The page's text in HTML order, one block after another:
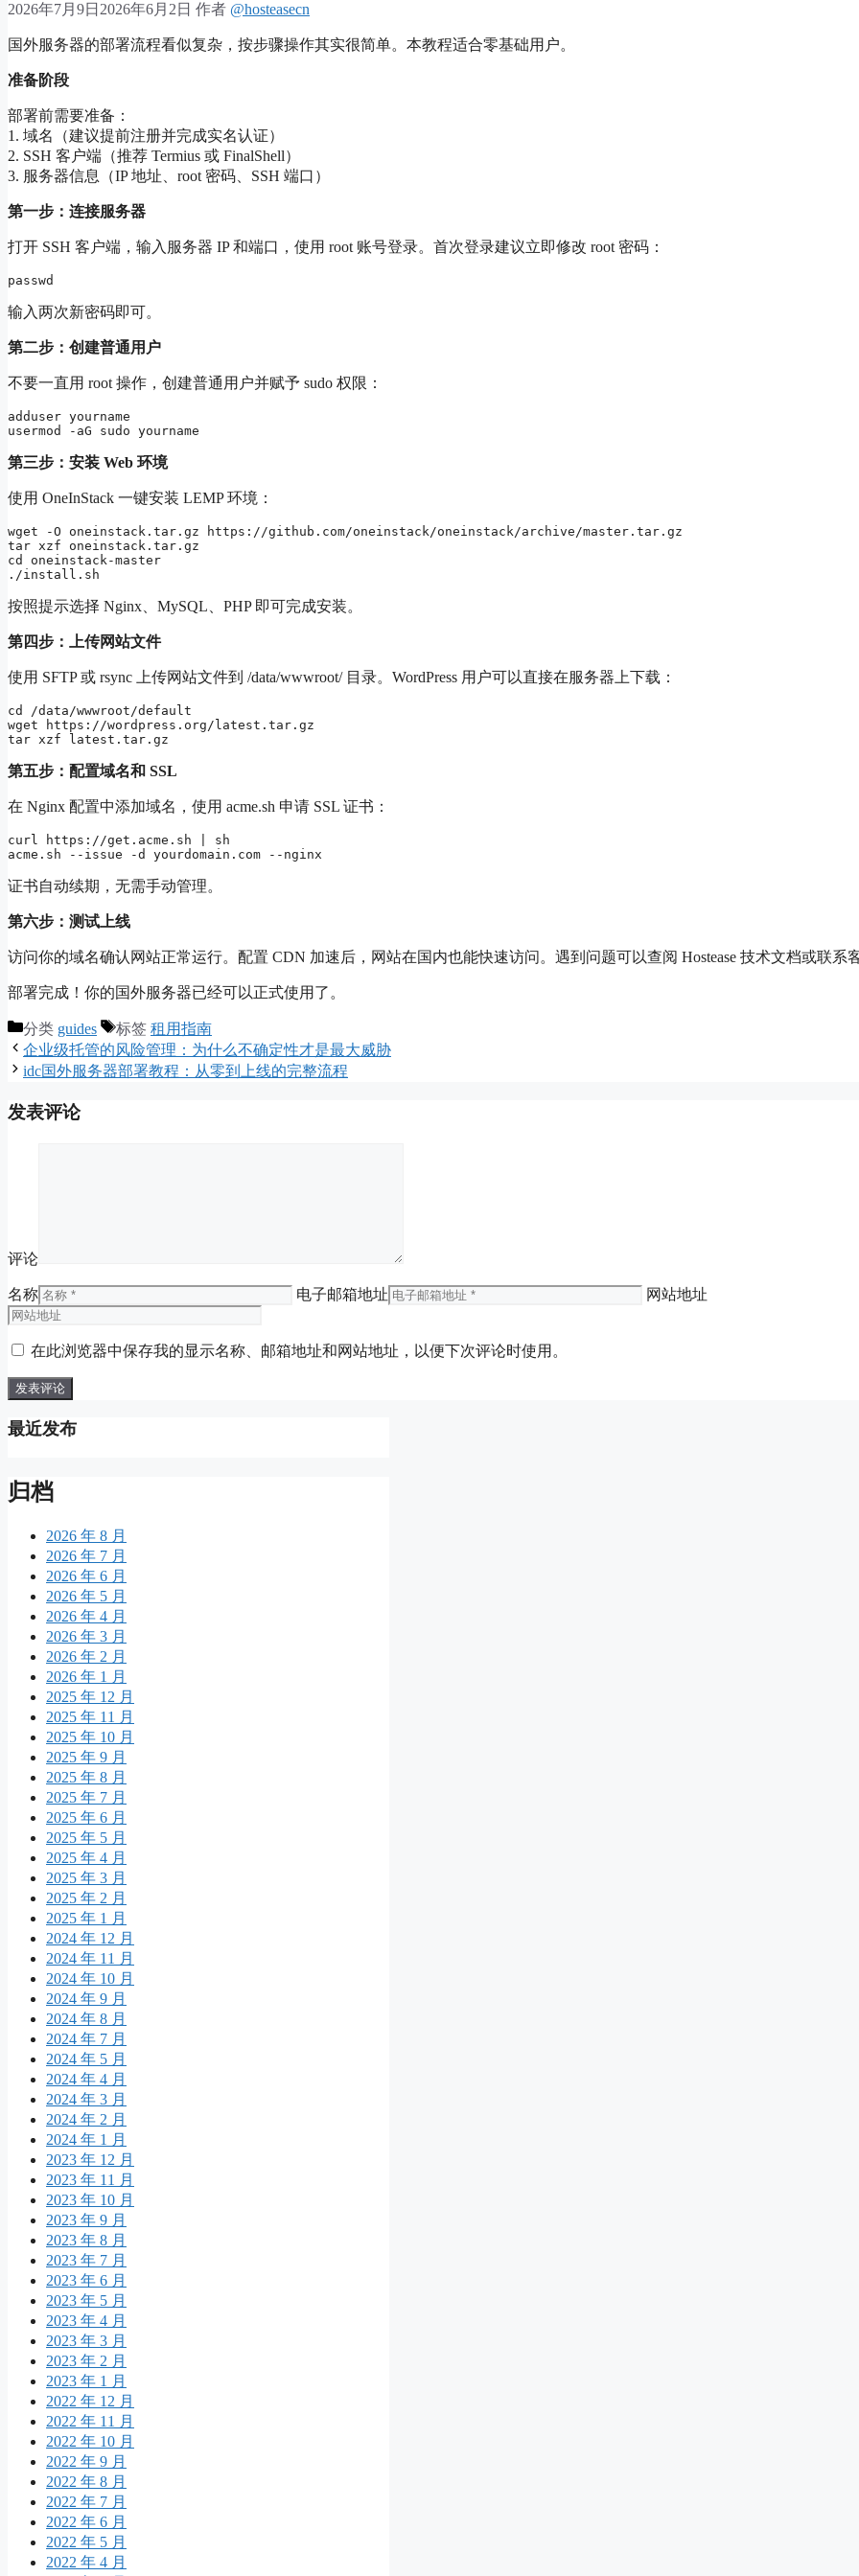
2026年7月9日 2026年6月2日 作者 @hosteasecn
国外服务器的部署流程看似复杂，按步骤操作其实很简单。本教程适合零基础用户。
准备阶段
部署前需要准备：
1. 域名（建议提前注册并完成实名认证）
2. SSH 客户端（推荐 Termius 或 FinalShell）
3. 服务器信息（IP 地址、root 密码、SSH 端口）
第一步：连接服务器
打开 SSH 客户端，输入服务器 IP 和端口，使用 root 账号登录。首次登录建议立即修改 root 密码：
输入两次新密码即可。
第二步：创建普通用户
不要一直用 root 操作，创建普通用户并赋予 sudo 权限：
adduser yourname
第三步：安装 Web 环境
使用 OneInStack 一键安装 LEMP 环境：
wget -O oneinstack.tar.gz https://github.com/oneinstack/oneinstack/archive/master.tar.gz
tar xzf oneinstack.tar.gz
cd oneinstack-master
按照提示选择 Nginx、MySQL、PHP 即可完成安装。
第四步：上传网站文件
使用 SFTP 或 rsync 上传网站文件到 /data/wwwroot/ 目录。WordPress 用户可以直接在服务器上下载：
cd /data/wwwroot/default
wget https://wordpress.org/latest.tar.gz
第五步：配置域名和 SSL
在 Nginx 配置中添加域名，使用 acme.sh 申请 SSL 证书：
curl https://get.acme.sh | sh
证书自动续期，无需手动管理。
第六步：测试上线
访问你的域名确认网站正常运行。配置 CDN 加速后，网站在国内也能快速访问。遇到问题可以查阅 Hostease 技术文档或联系
部署完成！你的国外服务器已经可以正式使用了。
分类 guides 标签 租用指南
企业级托管的风险管理：为什么不确定性才是最大威胁
idc国外服务器部署教程：从零到上线的完整流程
发表评论
评论
名称 电子邮箱地址 网站地址
在此浏览器中保存我的显示名称、邮箱地址和网站地址，以便下次评论时使用。
最近发布
归档
2026 年 8 月
2026 年 7 月
2026 年 6 月
2026 年 5 月
2026 年 4 月
2026 年 3 月
2026 年 2 月
2026 年 1 月
2025 年 12 月
2025 年 11 月
2025 年 10 月
2025 年 9 月
2025 年 8 月
2025 年 7 月
2025 年 6 月
2025 年 5 月
2025 年 4 月
2025 年 3 月
2025 年 2 月
2025 年 1 月
2024 年 12 月
2024 年 11 月
2024 年 10 月
2024 年 9 月
2024 年 8 月
2024 年 7 月
2024 年 5 月
2024 年 4 月
2024 年 3 月
2024 年 2 月
2024 年 1 月
2023 年 12 月
2023 年 11 月
2023 年 10 月
2023 年 9 月
2023 年 8 月
2023 年 7 月
2023 年 6 月
2023 年 5 月
2023 年 4 月
2023 年 3 月
2023 年 2 月
2023 年 1 月
2022 年 12 月
2022 年 11 月
2022 年 10 月
2022 年 9 月
2022 年 8 月
2022 年 7 月
2022 年 6 月
2022 年 5 月
2022 年 4 月